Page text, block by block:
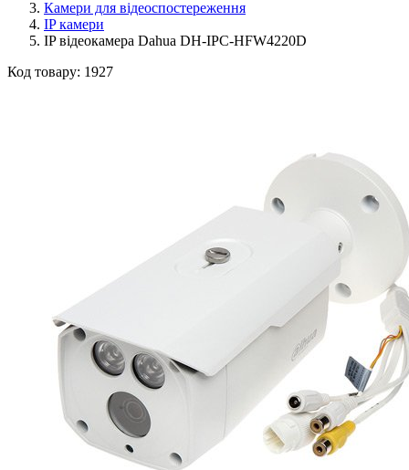
Камери для відеоспостереження
IP камери
IP відеокамера Dahua DH-IPC-HFW4220D
Код товару: 1927